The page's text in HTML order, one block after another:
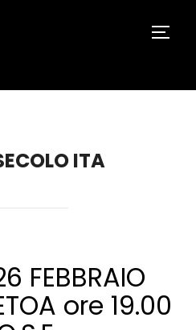
ITA
FEBBRAIO
ore 19.00